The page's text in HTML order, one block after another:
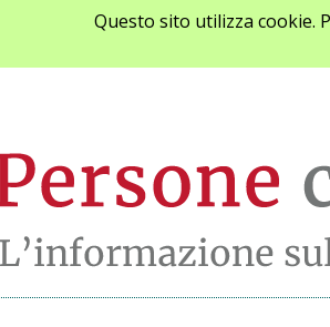
Questo sito utilizza cookie.